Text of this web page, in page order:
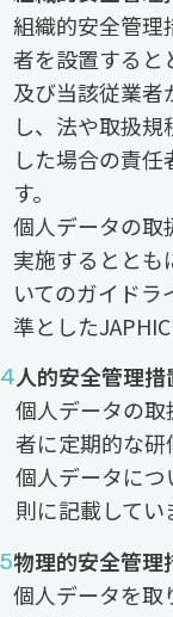
組織的安全管理
者を設置すると
及び当該従業
し、法や取扱
した場合の責
す。
個人データの取
実施するととも
いてのガイド
準とした
人的安全管理措
個人データの
者に定期的な研
個人データに
則に記載してい
物理的安全管理
個人データを取